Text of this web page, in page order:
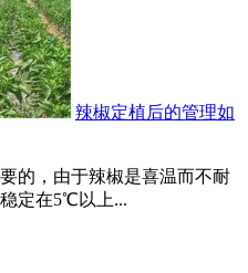
辣椒定植后的管理如
的，由于辣椒是喜温而不耐
定在5℃以上...